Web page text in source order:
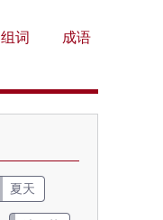
组词 成语
夏天